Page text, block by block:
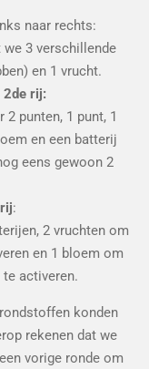
naar rechts:
3 verschillende
en 1 vrucht.
2de rij:
punten, 1 punt, 1
en een batterij
eens gewoon 2
:
2 vruchten om
en 1 bloem om
te activeren.
konden
rekenen dat we
vorige ronde om